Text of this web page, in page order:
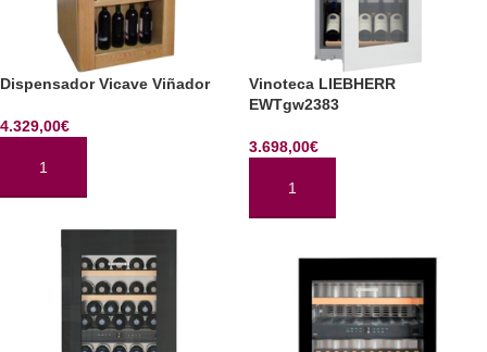
Dispensador Vicave Viñador
4.329,00€
AÑADIR AL CARRITO
Vinoteca LIEBHERR
EWTgw2383
3.698,00€
AÑADIR AL CARRITO